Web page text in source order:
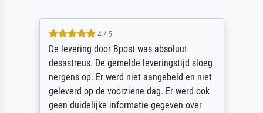
5 / 5
Sehr gute Qualität des Leinwanddrucks und
des Rahmens! Unser Bild wurde sehr
sorgfältig und sicher verpackt, so dass es
unbeschadet bei uns ankam. Es wird nicht
unser letzter Meisterdruck sein. Vielen